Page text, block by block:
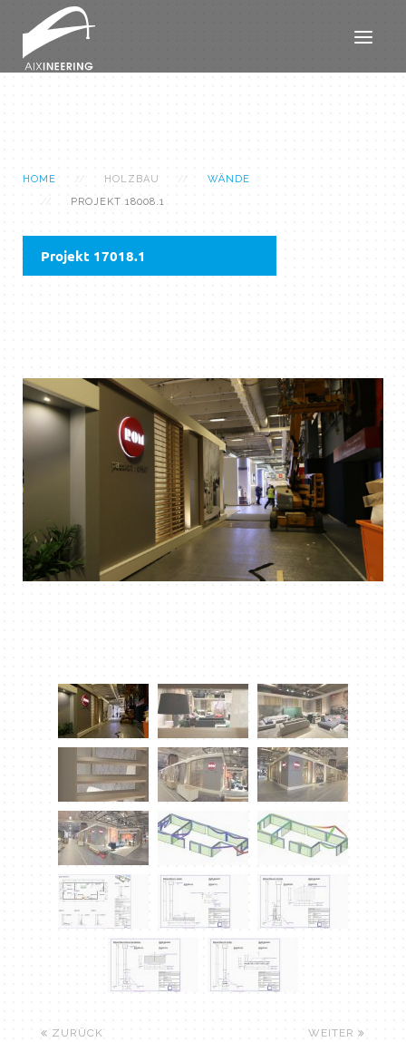
HOME HOLZBAU
WÄNDE
PROJEKT 18008.1
Projekt 17018.1
ZURÜCK WEITER